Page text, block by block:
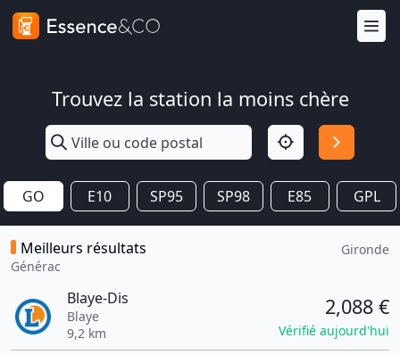
Trouvez la station la moins chère
GO E10 SP95 SP98 E85 GPL
Meilleurs résultats
Générac
Gironde
Blaye-Dis
Blaye
9,2 km
2,088 €
Vérifié aujourd'hui